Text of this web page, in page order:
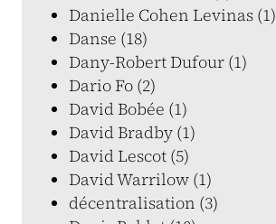
Danielle Cohen Levinas (1)
Danse (18)
Dany-Robert Dufour (1)
Dario Fo (2)
David Bobée (1)
David Bradby (1)
David Lescot (5)
David Warrilow (1)
décentralisation (3)